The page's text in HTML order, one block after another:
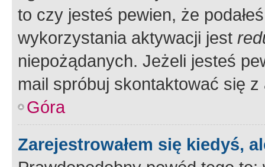
to czy jesteś pewien, że
wykorzystania aktywacji jest
niepożądanych. Jeżeli jesteś
mail spróbuj skontaktować się
Góra
Zarejestrowałem się kiedyś,